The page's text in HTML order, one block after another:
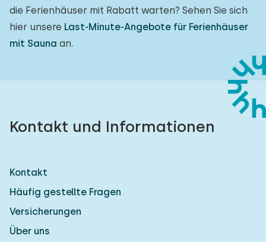
die Ferienhäuser mit Rabatt warten? Sehen Sie sich
hier unsere Last-Minute-Angebote für Ferienhäuser
mit Sauna an.
Kontakt und Informationen
Kontakt
Häufig gestellte Fragen
Versicherungen
Über uns